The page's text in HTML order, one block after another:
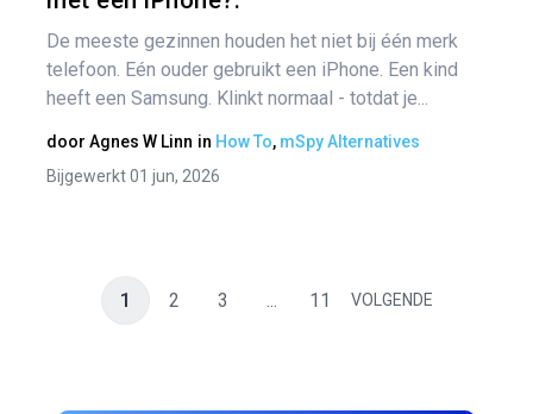
De meeste gezinnen houden het niet bij één merk
telefoon. Eén ouder gebruikt een iPhone. Een kind
heeft een Samsung. Klinkt normaal - totdat je...
door Agnes W Linn in How To, mSpy Alternatives
Bijgewerkt 01 jun, 2026
1 2 3 ... 11 VOLGENDE